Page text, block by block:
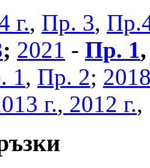
г., Пр. 3,
; 2021 - Пр. 1
1, Пр. 2;
г., 2012 г.